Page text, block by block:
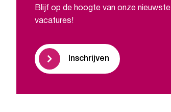
Blijf op de hoogte van onze nieuwste
vacatures!
Inschrijven